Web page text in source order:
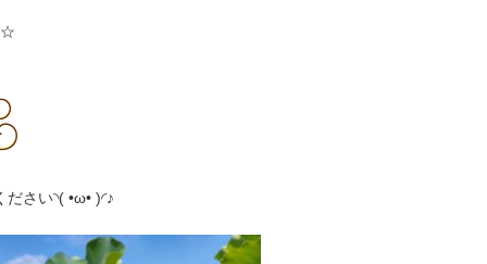
☆
さい◝⁠(⁠ ⁠•⁠ω⁠•⁠ ⁠)⁠◜♪